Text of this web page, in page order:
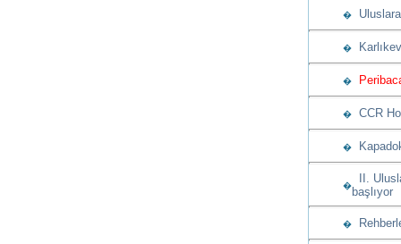
�
�
�
� CCR
�
�
II.
başlıyor
�